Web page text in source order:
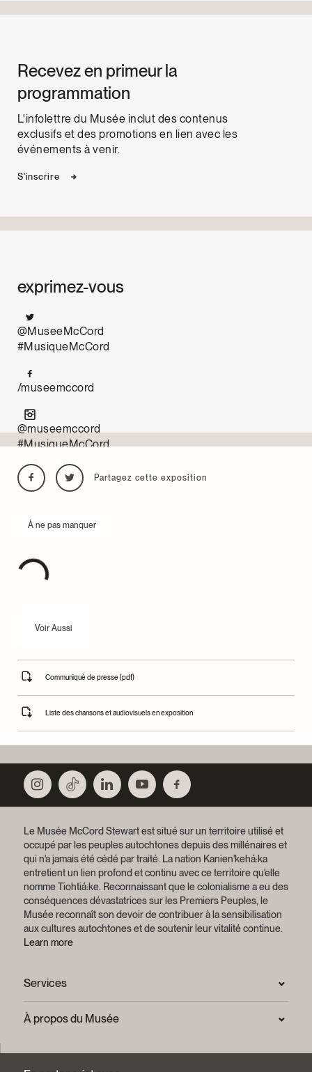
Recevez en primeur la
programmation
L'infolettre du Musée inclut des contenus
exclusifs et des promotions en lien avec les
événements à venir.
S'inscrire
exprimez-vous
@MuseeMcCord
#MusiqueMcCord
/museemccord
@museemccord
#MusiqueMcCord
Partagez cette exposition
À ne pas manquer
Voir Aussi
Communiqué de presse (pdf)
Liste des chansons et audiovisuels en exposition
Le Musée McCord Stewart est situé sur un territoire utilisé et
occupé par les peuples autochtones depuis des millénaires et
qui n'a jamais été cédé par traité. La nation Kanien'kehá:ka
entretient un lien profond et continu avec ce territoire qu'elle
nomme Tiohtiá:ke. Reconnaissant que le colonialisme a eu des
conséquences dévastatrices sur les Premiers Peuples, le
Musée reconnaît son devoir de contribuer à la sensibilisation
aux cultures autochtones et de soutenir leur vitalité continue.
Learn more
Services
Salle de presse
Nous joindre
À propos du Musée